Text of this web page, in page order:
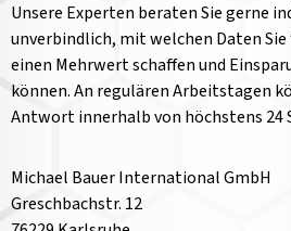
Unsere Experten beraten Sie gerne
unverbindlich, mit welchen Daten
einen Mehrwert schaffen und
können. An regulären Arbeitstagen
Antwort innerhalb von höchstens 24
Michael Bauer International GmbH
Greschbachstr. 12